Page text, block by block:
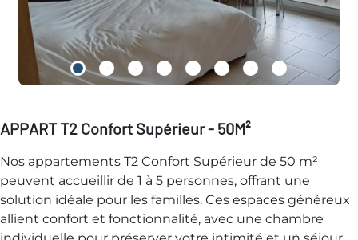
APPART T2 Confort Supérieur - 50M²
Nos appartements T2 Confort Supérieur de 50 m²
peuvent accueillir de 1 à 5 personnes, offrant une
solution idéale pour les familles. Ces espaces généreux
allient confort et fonctionnalité, avec une chambre